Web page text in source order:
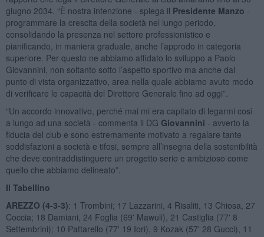
giugno 2034. “È nostra intenzione - spiega il Presidente Manzo -
programmare la crescita della società nel lungo periodo,
consolidando la presenza nel settore professionistico e
pianificando, in maniera graduale, anche l’approdo in categoria
superiore. Per questo ne abbiamo affidato lo sviluppo a Paolo
Giovannini, non soltanto sotto l’aspetto sportivo ma anche dal
punto di vista organizzativo, area nella quale abbiamo avuto modo
di verificare le capacità del Direttore Generale fino ad oggi”.
“Un accordo innovativo, perché mai mi era capitato di legarmi così
a lungo ad una società - commenta il DG Giovannini - avverto la
fiducia del club e sono estremamente motivato a regalare tante
soddisfazioni a società e tifosi, sempre all’insegna della sostenibilità
che deve contraddistinguere un progetto serio e ambizioso come
quello che abbiamo delineato”.
Il Tabellino
AREZZO (4-3-3): 1 Trombini; 17 Lazzarini, 4 Risaliti, 13 Chiosa, 27
Coccia; 18 Damiani, 24 Foglia (69' Mawuli), 21 Castiglia (77' 8
Settembrini); 10 Pattarello (77' 19 Iori), 9 Kozak (57' 28 Gucci), 11